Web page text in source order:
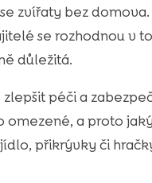
zvířaty bez
se rozhodnou v
důležitá.
péči a
omezené, a proto
přikrývky či